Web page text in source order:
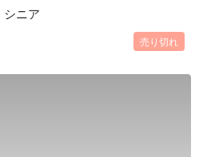
シニア
売り切れ